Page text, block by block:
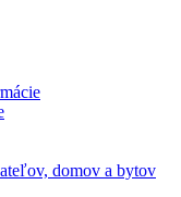
domov a bytov